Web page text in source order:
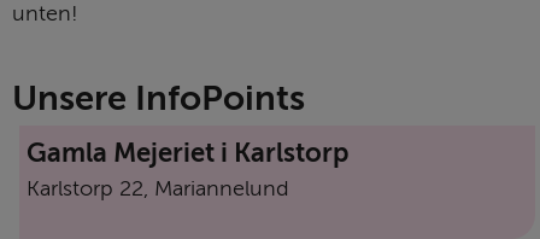
unten!
Unsere InfoPoints
Gamla Mejeriet i Karlstorp
Karlstorp 22, Mariannelund